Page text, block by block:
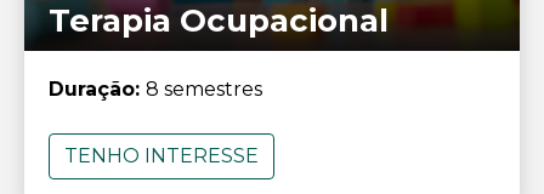
Terapia Ocupacional
Duração: 8 semestres
TENHO INTERESSE